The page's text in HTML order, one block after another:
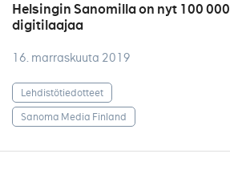
Helsingin Sanomilla on nyt 100 000
digitilaajaa
16. marraskuuta 2019
Lehdistötiedotteet
Sanoma Media Finland